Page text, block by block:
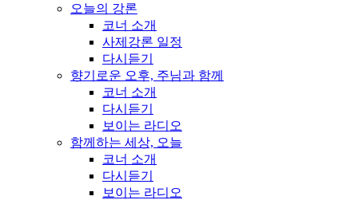
오늘의 강론
코너 소개
사제강론 일정
다시듣기
향기로운 오후, 주님과 함께
코너 소개
다시듣기
보이는 라디오
함께하는 세상, 오늘
코너 소개
다시듣기
보이는 라디오